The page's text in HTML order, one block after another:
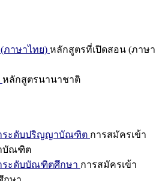
ภาษาไทย) หลักสูตรที่เปิดสอน (ภาษา
หลักสูตรนานาชาติ
ระดับปริญญาบัณฑิต การสมัครเข้า
บัณฑิต
ระดับบัณฑิตศึกษา การสมัครเข้า